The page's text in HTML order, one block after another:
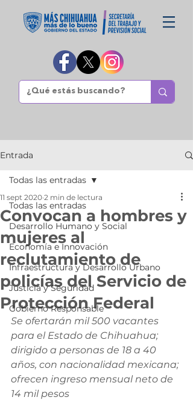
Entrada
Todas las entradas
Desarrollo Humano y Social
Economía e Innovación
Infraestructura y Desarrollo Urbano
Justicia y Seguridad
Gobierno Responsable
Todas las entradas
Convocan a hombres y
mujeres al
reclutamiento de
policías del Servicio de
Protección Federal
11 sept 2020 2 min de lectura
Se ofertarán mil 500 vacantes
para el Estado de Chihuahua;
dirigido a personas de 18 a 40
años, con nacionalidad mexicana;
ofrecen ingreso mensual neto de
14 mil pesos